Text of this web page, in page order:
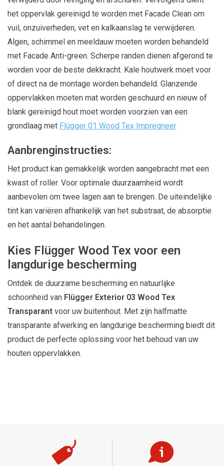
het oppervlak gereinigd te worden met Facade Clean om
vuil, onzuiverheden, vet en kalkaanslag te verwijderen.
Algen, schimmel en meeldauw moeten worden behandeld
met Facade Anti-green. Scherpe randen dienen afgerond te
worden voor de beste dekkracht. Kale houtwerk moet voor
of direct na de montage worden behandeld. Glanzende
oppervlakken moeten mat worden geschuurd en nieuw of
blank gereinigd hout moet worden voorzien van een
grondlaag met Flügger 01 Wood Tex Impregneer
Aanbrenginstructies:
Het product kan gemakkelijk worden aangebracht met een
kwast of roller. Voor optimale duurzaamheid wordt
aanbevolen om twee lagen aan te brengen. De uiteindelijke
tint kan variëren afhankelijk van het substraat, de absorptie
en het aantal behandelingen.
Kies Flügger Wood Tex voor een
langdurige bescherming
Ontdek de duurzame bescherming en natuurlijke
schoonheid van Flügger Exterior 03 Wood Tex
Transparant voor uw buitenhout. Met zijn halfmatte
transparante afwerking en langdurige bescherming biedt dit
product de perfecte oplossing voor het behoud van uw
houten oppervlakken.